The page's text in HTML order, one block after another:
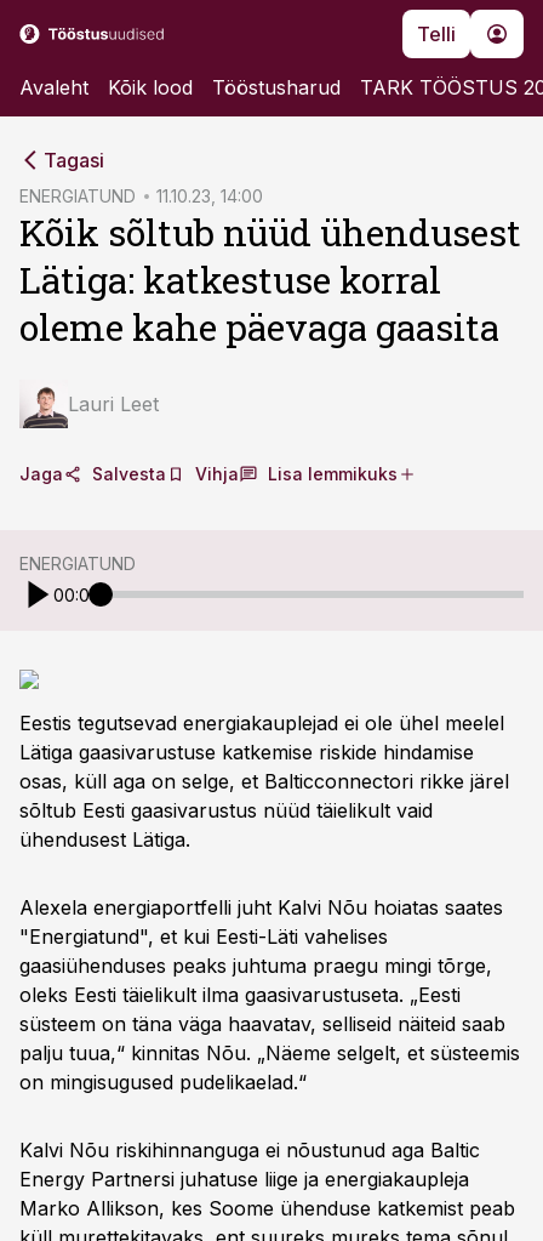
Telli
Avaleht Kõik lood Tööstusharud TARK TÖÖSTUS
Tagasi
ENERGIATUND 11.10.23, 14:00
Kõik sõltub nüüd ühendusest
Lätiga: katkestuse korral
oleme kahe päevaga gaasita
Lauri Leet
Jaga Salvesta Vihja Lisa lemmikuks
ENERGIATUND
00:00
Eestis tegutsevad energiakauplejad ei ole ühel meelel
Lätiga gaasivarustuse katkemise riskide hindamise
osas, küll aga on selge, et Balticconnectori rikke järel
sõltub Eesti gaasivarustus nüüd täielikult vaid
ühendusest Lätiga.
Alexela energiaportfelli juht Kalvi Nõu hoiatas saates
"Energiatund", et kui Eesti-Läti vahelises
gaasiühenduses peaks juhtuma praegu mingi tõrge,
oleks Eesti täielikult ilma gaasivarustuseta. „Eesti
süsteem on täna väga haavatav, selliseid näiteid saab
palju tuua,“ kinnitas Nõu. „Näeme selgelt, et süsteemis
on mingisugused pudelikaelad.“
Kalvi Nõu riskihinnanguga ei nõustunud aga Baltic
Energy Partnersi juhatuse liige ja energiakaupleja
Marko Allikson, kes Soome ühenduse katkemist peab